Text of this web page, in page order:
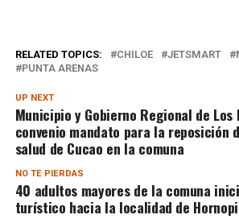
RELATED TOPICS: CHILOE JETSMART
PUNTA ARENAS
UP NEXT
Municipio y Gobierno Regional de
convenio mandato para la reposición
salud de Cucao en la comuna
NO TE PIERDAS
40 adultos mayores de la comuna
turístico hacia la localidad de